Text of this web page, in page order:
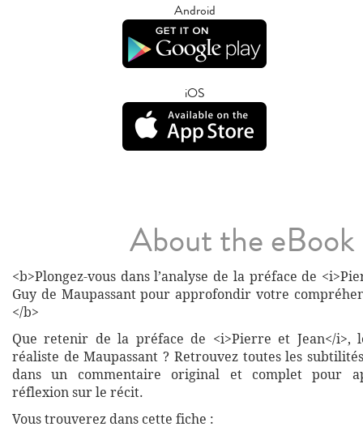
Android
iOS
About the eBook
<b>Plongez-vous dans l’analyse de la préface de
Guy de Maupassant pour approfondir votre
</b>
Que retenir de la préface de <i>Pierre et Jean</i>,
réaliste de Maupassant ? Retrouvez toutes les
dans un commentaire original et complet pour
réflexion sur le récit.
Vous trouverez dans cette fiche :